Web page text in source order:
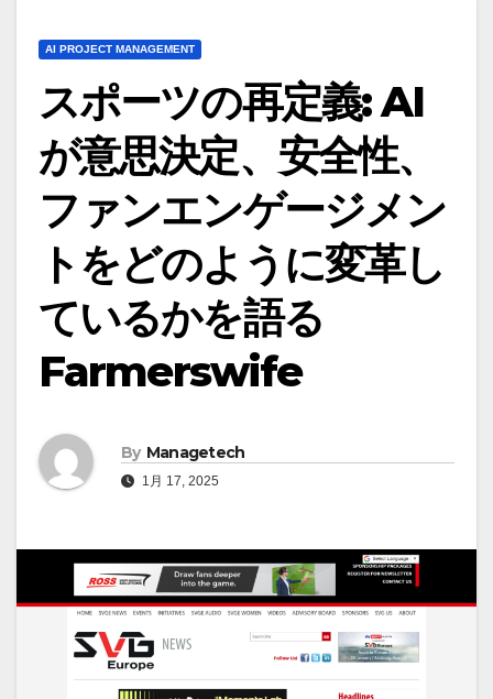
AI PROJECT MANAGEMENT
スポーツの再定義: AI
が意思決定、安全性、
ファンエンゲージメン
トをどのように変革し
ているかを語る
Farmerswife
By Managetech
1月 17, 2025